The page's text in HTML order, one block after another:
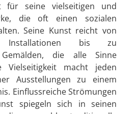
für seine vielseitigen und
die oft einen sozialen
Seine Kunst reicht von
Installationen bis zu
Gemälden, die alle Sinne
Vielseitigkeit macht jeden
Ausstellungen zu einem
Einflussreiche Strömungen
spiegeln sich in seinen